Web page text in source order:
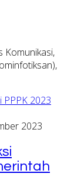
Komunikasi,
2023